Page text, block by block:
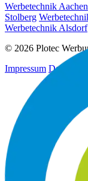
Werbetechnik Aachen
Stolberg
Werbetechnik Alsdorf
© 2026 Plotec
Impressum